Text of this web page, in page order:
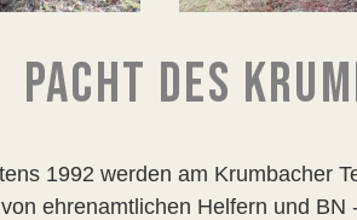
PACHT DES
1992 werden am Krumbacher
ehrenamtlichen Helfern und